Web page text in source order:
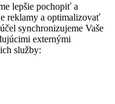
lepšie pochopiť a
reklamy a optimalizovať
synchronizujeme Vaše
externými
služby: